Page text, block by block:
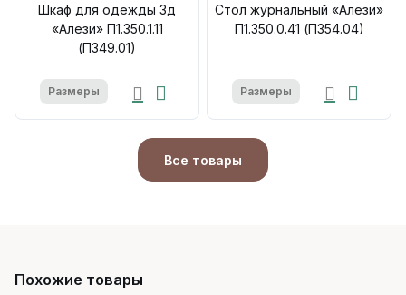
Шкаф для одежды 3д
«Алези» П1.350.1.11
(П349.01)
Размеры
Стол журнальный «Алези»
П1.350.0.41 (П354.04)
Размеры
Все товары
Похожие товары